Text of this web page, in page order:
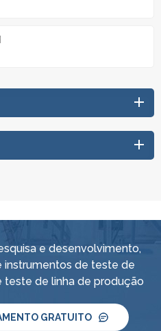
e desenvolvimento,
instrumentos de teste de
teste de linha de produção
GRATUITO